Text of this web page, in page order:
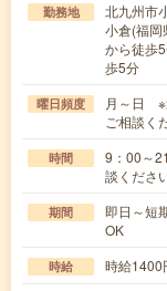
勤務地
北九州市
小倉(福岡
から徒歩
歩5分
曜日頻度
月～日 ※
ご相談く
時間
9：00～
談くださ
期間
即日～短
OK
時給 時給